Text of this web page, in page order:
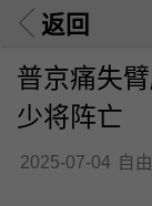
返回
普京痛失
少将阵亡
2025-07-04 自由